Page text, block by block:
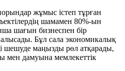
жұмыс істеп тұрған
шамамен 80%-ын
шағын бизнеспен бір
Бұл сала экономикалық
шешуде маңызды рөл атқарады,
мен дамуына мемлекеттік